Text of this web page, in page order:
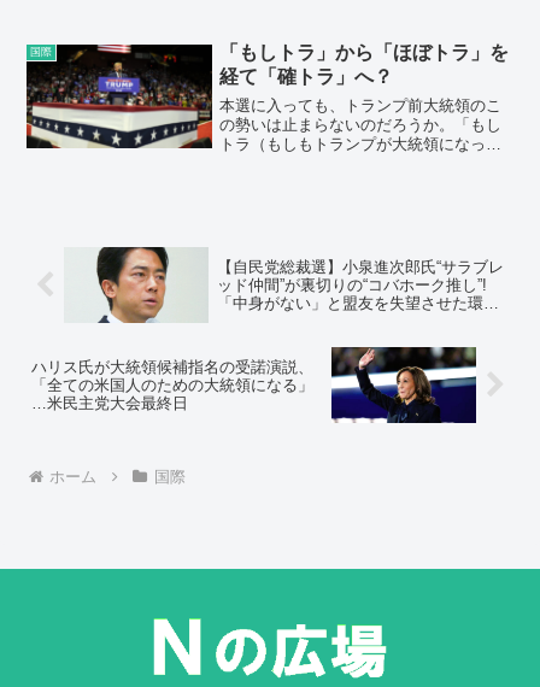
イナの地域から子どもたちをロシアへと
不法に移送しており、プーチン氏にこう
した戦争犯罪の責任があるとしている。
国際
「もしトラ」から「ほぼトラ」を
経て「確トラ」へ？
本選に入っても、トランプ前大統領のこ
の勢いは止まらないのだろうか。「もし
トラ（もしもトランプが大統領になった
【自民党総裁選】小泉進次郎氏“サラブレ
ッド仲間”が裏切りの“コバホーク推し”!
「中身がない」と盟友を失望させた環境
ハリス氏が大統領候補指名の受諾演説、
「全ての米国人のための大統領になる」
…米民主党大会最終日
ホーム 国際